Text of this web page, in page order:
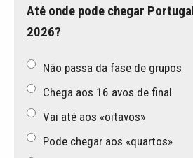
Até onde pode chegar
2026?
Não passa da fase de grupos
Chega aos 16 avos de final
Vai até aos «oitavos»
Pode chegar aos «quartos»